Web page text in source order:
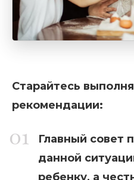
Старайтесь
рекомендации:
Главный совет
данной
ребенку, а